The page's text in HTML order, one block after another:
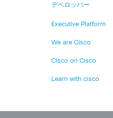
デベロッパー
Executive Platform
We are Cisco
Cisco on Cisco
Learn with cisco